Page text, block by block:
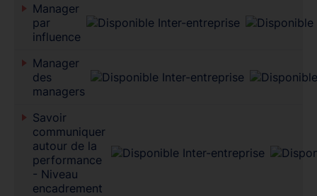
Manager
par
influence
Manager
des
managers
Savoir
communiquer
autour de la
performance
- Niveau
encadrement